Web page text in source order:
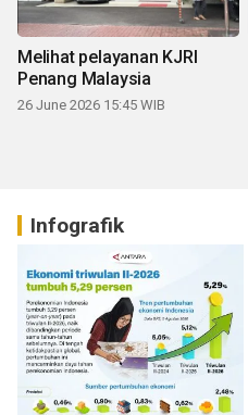
Melihat pelayanan KJRI
Penang Malaysia
26 June 2026 15:45 WIB
Infografik